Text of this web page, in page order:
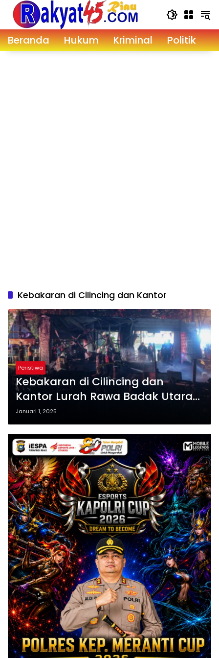
Langsung
konten
Beranda Hukum Kriminal Politik
Kebakaran di Cilincing dan Kantor
Peristiwa
Kebakaran di Cilincing dan
Kantor Lurah Rawa Badak Utara
Diduga Akibat Petasan
Januari 1, 2025